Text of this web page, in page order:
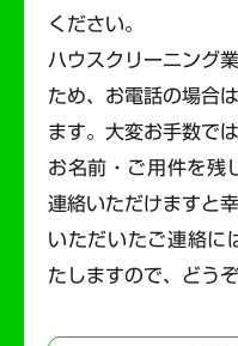
ください。
ハウスクリーニング
ため、お電話の場合
ます。 大変お手数で
お名前・ご用件を残
連絡いただけますと幸
いただいたご連絡に
たしますので、どう